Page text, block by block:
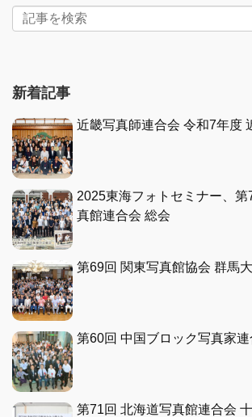
新着記事
近畿写真師連合会 令和7年度
2025東海フォトセミナー、第
真館連合会 総会
第69回 関東写真館協会 群馬
第60回 中国ブロック写真家
第71回 北海道写真館連合会